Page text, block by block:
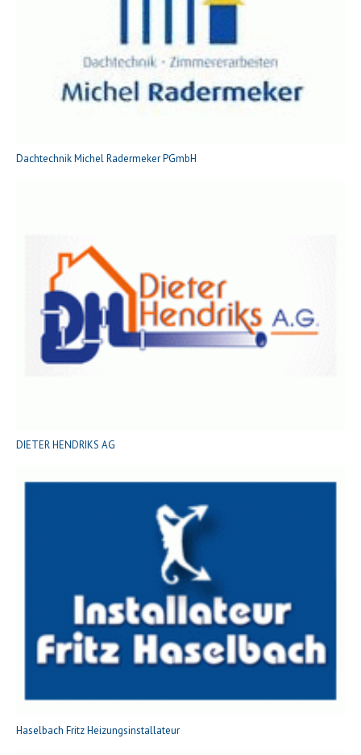
Dachtechnik Michel Radermeker PGmbH
DIETER HENDRIKS AG
Haselbach Fritz Heizungsinstallateur